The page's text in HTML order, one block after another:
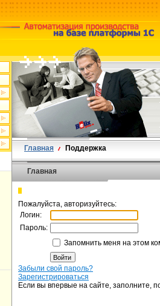
Главная Поддержка
Главная
Пожалуйста, авторизуйтесь:
Логин:
Пароль:
Запомнить меня на этом
Забыли свой пароль?
Зарегистрироваться
Если вы впервые на сайте, заполните,